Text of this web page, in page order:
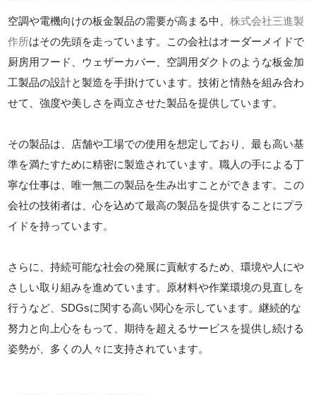
空調や電機向けの板金製品の需要が高まる中、株式会社三進製
作所はその先頭を走っています。この会社はオーダーメイドで
厨房用フード、ウェザーカバー、空調用ダクトのような板金加
工製品の設計と製造を手掛けています。技術と情熱を組み合わ
せて、強度や美しさを両立させた製品を提供しています。
その製品は、店舗や工場での使用を想定しており、最も高い基
準を満たすために精密に製造されています。職人の手による丁
寧な仕事は、唯一無二の製品を生み出すことができます。この
会社の技術者は、心を込めて最高の製品を提供することにプラ
イドを持っています。
さらに、持続可能な社会の発展に貢献するため、環境や人にや
さしい取り組みを進めています。原材料や作業環境の見直しを
行うなど、SDGsに関する高い関心を示しています。継続的な
努力と向上心をもって、期待を超えるサービスを提供し続ける
姿勢が、多くの人々に支持されています。